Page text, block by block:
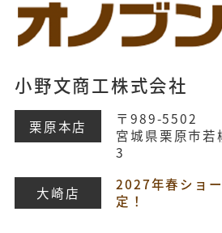
小野文商工株式会社
栗原本店
〒989-5502
宮城県栗原市
3
大崎店
2027年春ショ
定！